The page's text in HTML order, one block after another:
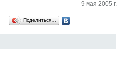
9 мая 2005 г.
Поделиться…